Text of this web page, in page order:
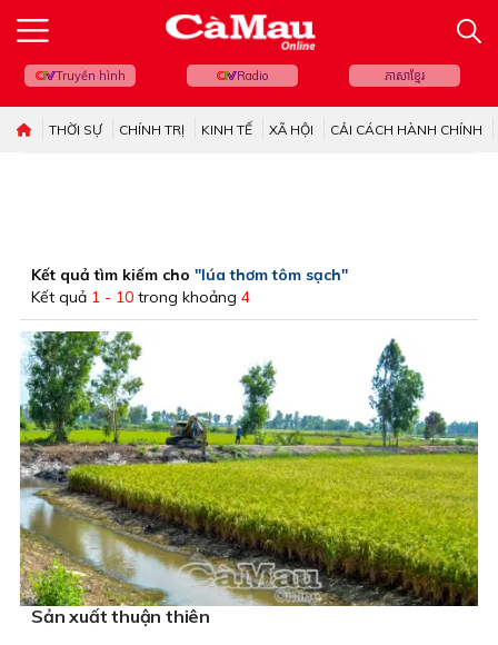
Truyền hình Radio ភាសាខ្មែរ
THỜI SỰ CHÍNH TRỊ KINH TẾ XÃ HỘI CẢI CÁCH HÀNH CHÍNH
Kết quả tìm kiếm cho "lúa thơm tôm sạch"
Kết quả 1 - 10 trong khoảng 4
Sản xuất thuận thiên